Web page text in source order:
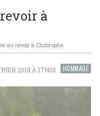
!
à
au revoir à Christophe
HOMMAGE
2018 À 17H08